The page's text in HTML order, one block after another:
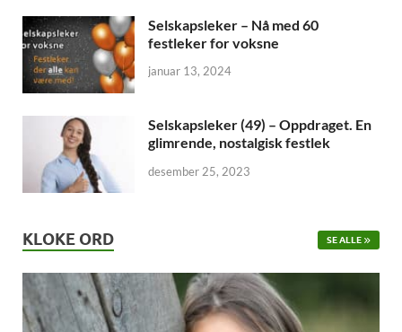
Selskapsleker – Nå med 60
festleker for voksne
januar 13, 2024
Selskapsleker (49) – Oppdraget. En
glimrende, nostalgisk festlek
desember 25, 2023
KLOKE ORD SE ALLE